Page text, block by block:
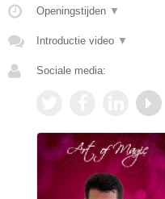
Openingstijden ▼
Introductie video ▼
Sociale media: